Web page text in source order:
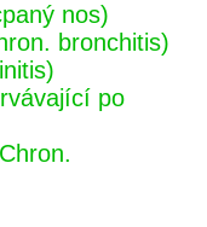
nos)
bronchitis)
po